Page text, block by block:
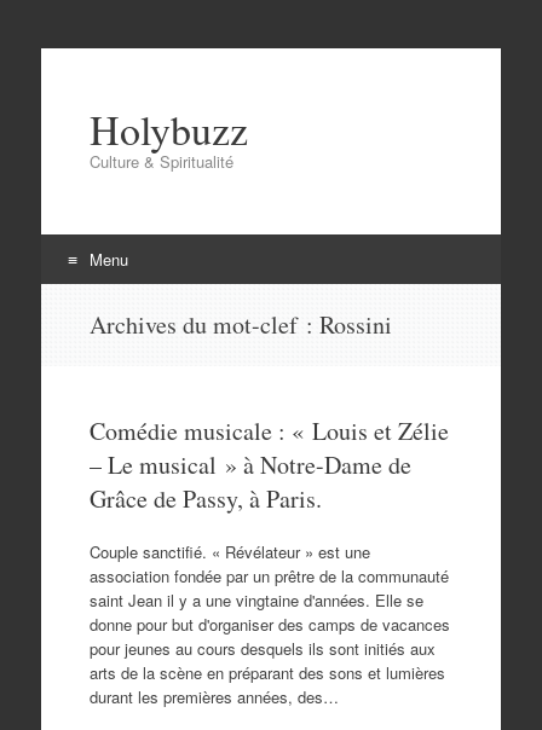
Holybuzz
Culture & Spiritualité
Menu
Archives du mot-clef : Rossini
Comédie musicale : « Louis et Zélie
– Le musical » à Notre-Dame de
Grâce de Passy, à Paris.
Couple sanctifié. « Révélateur » est une
association fondée par un prêtre de la communauté
saint Jean il y a une vingtaine d'années. Elle se
donne pour but d'organiser des camps de vacances
pour jeunes au cours desquels ils sont initiés aux
arts de la scène en préparant des sons et lumières
durant les premières années, des…